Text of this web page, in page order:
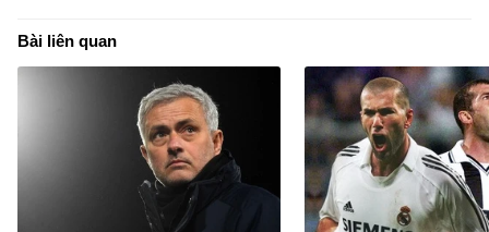
Bài liên quan